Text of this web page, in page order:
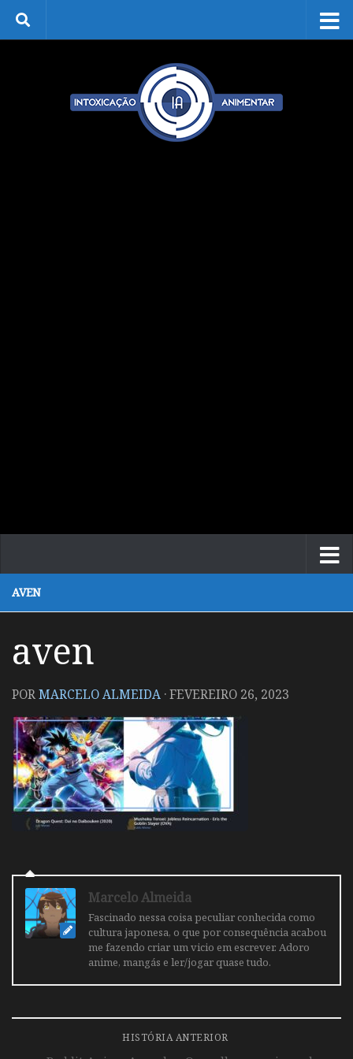
Skip to content
AVEN
aven
PORMARCELO ALMEIDA ·FEVEREIRO 26, 2023
Marcelo Almeida
Fascinado nessa coisa peculiar conhecida como
cultura japonesa, o que por consequência acabou
me fazendo criar um vicio em escrever. Adoro
anime, mangás e ler/jogar quase tudo.
HISTÓRIA ANTERIOR